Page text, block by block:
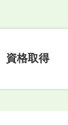
資格取得